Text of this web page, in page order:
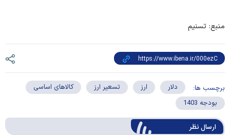
منبع: تسنیم
برچسب ها: دلار ارز تسعیر ارز
کالاهای اساسی
بودجه 1403
ارسال‌ نظر